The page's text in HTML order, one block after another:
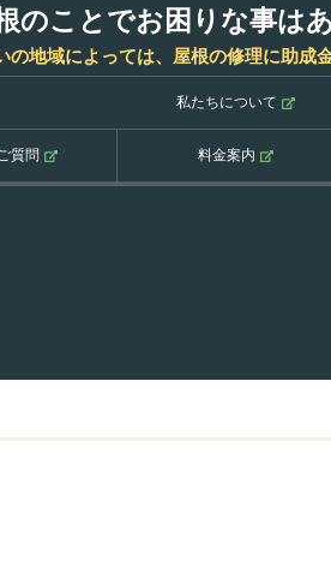
のことでお困りな事は
の地域によっては、屋根の修理に助成
私たちについて
質問 料金案内